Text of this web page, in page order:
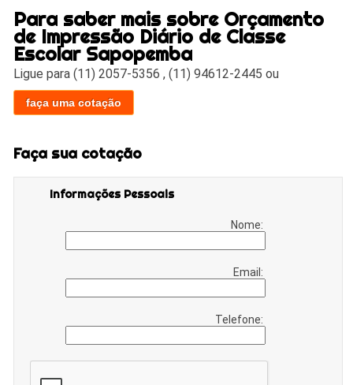
Para saber mais sobre Orçamento
de Impressão Diário de Classe
Escolar Sapopemba
Ligue para(11) 2057-5356 ,(11) 94612-2445 ou
faça uma cotação
Faça sua cotação
Informações Pessoais
Nome:
Email:
Telefone: